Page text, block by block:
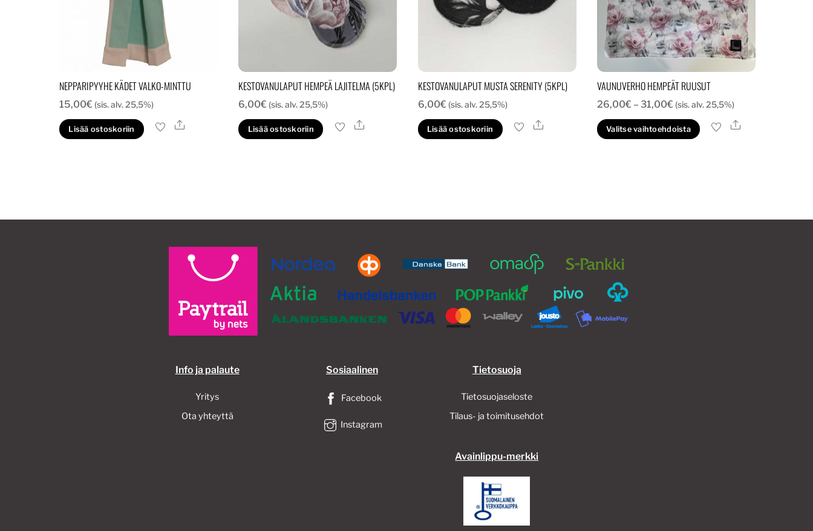
NEPPARIPYYHE KÄDET VALKO-MINTTU
15,00€ (sis. alv. 25,5%)
Lisää ostoskoriin Ale
KESTOVANULAPUT HEMPEÄ LAJITELMA (5KPL)
6,00€ (sis. alv. 25,5%)
Lisää ostoskoriin Ale
KESTOVANULAPUT MUSTA SERENITY (5KPL)
6,00€ (sis. alv. 25,5%)
Lisää ostoskoriin Ale
VAUNUVERHO HEMPEÄT RUUSUT
26,00€ – 31,00€Hintaluokka:
26,00€
(sis. alv. 25,5%)
Valitse vaihtoehdoista
Tällä
tehdä
Ale
Info ja palaute
Yritys
Ota yhteyttä
Sosiaalinen
Facebook
Instagram
Tietosuoja
Tietosuojaseloste
Tilaus- ja toimitusehdot
Avainlippu-merkki